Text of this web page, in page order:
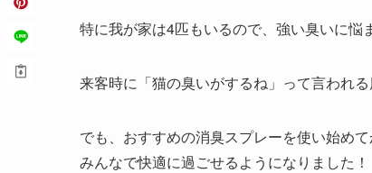
特に我が家は4匹もいるので、強い臭いに悩
来客時に「猫の臭いがするね」って言われ
でも、おすすめの消臭スプレーを使い始め
みんなで快適に過ごせるようになりました！